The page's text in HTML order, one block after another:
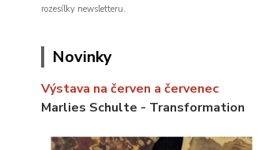
rozesílky newsletteru.
Novinky
Výstava na červen a červenec
Marlies Schulte - Transformation